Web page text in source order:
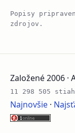
Popisy
zdrojov.
Založené 2006
11 298 505
Najnovšie ·